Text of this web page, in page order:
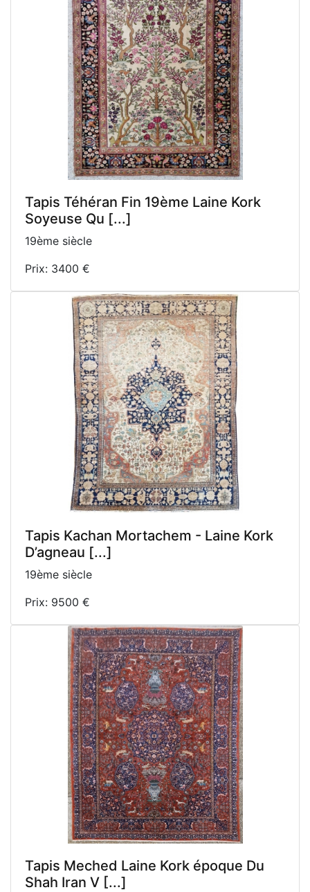
Tapis Téhéran Fin 19ème Laine Kork
Soyeuse Qu [...]
19ème siècle
Prix: 3400 €
Tapis Kachan Mortachem - Laine Kork
D’agneau [...]
19ème siècle
Prix: 9500 €
Tapis Meched Laine Kork époque Du
Shah Iran V [...]